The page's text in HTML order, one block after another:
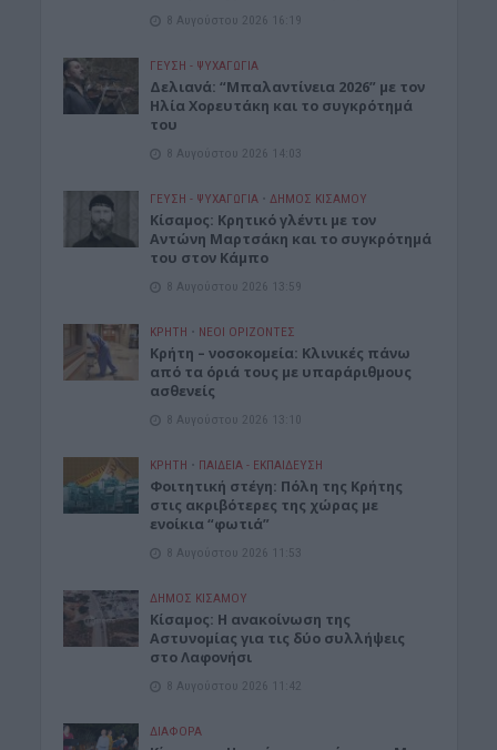
8 Αυγούστου 2026 16:19
ΓΕΎΣΗ - ΨΥΧΑΓΩΓΊΑ
Δελιανά: “Μπαλαντίνεια 2026” με τον
Ηλία Χορευτάκη και το συγκρότημά
του
8 Αυγούστου 2026 14:03
ΓΕΎΣΗ - ΨΥΧΑΓΩΓΊΑ • ΔΉΜΟΣ ΚΙΣΆΜΟΥ
Kίσαμος: Κρητικό γλέντι με τον
Αντώνη Μαρτσάκη και το συγκρότημά
του στον Κάμπο
8 Αυγούστου 2026 13:59
ΚΡΗΤΗ • ΝΕΟΙ ΟΡΙΖΟΝΤΕΣ
Κρήτη – νοσοκομεία: Κλινικές πάνω
από τα όριά τους με υπαράριθμους
ασθενείς
8 Αυγούστου 2026 13:10
ΚΡΗΤΗ • ΠΑΙΔΕΙΑ - ΕΚΠΑΙΔΕΥΣΗ
Φοιτητική στέγη: Πόλη της Κρήτης
στις ακριβότερες της χώρας με
ενοίκια “φωτιά”
8 Αυγούστου 2026 11:53
ΔΉΜΟΣ ΚΙΣΆΜΟΥ
Κίσαμος: Η ανακοίνωση της
Αστυνομίας για τις δύο συλλήψεις
στο Λαφονήσι
8 Αυγούστου 2026 11:42
ΔΙΆΦΟΡΑ